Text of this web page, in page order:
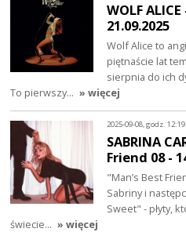
WOLF
21.09.2025
Wolf Alice to
piętnaście lat
sierpnia do ich
To pierwszy… » więcej
2025-09-08, godz. 12:19
SABRINA
Friend 08 -
"Man’s Best
Sabriny i
Sweet" - płyty,
świecie… » więcej